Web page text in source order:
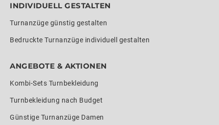
INDIVIDUELL GESTALTEN
Turnanzüge günstig gestalten
Bedruckte Turnanzüge individuell gestalten
ANGEBOTE & AKTIONEN
Kombi-Sets Turnbekleidung
Turnbekleidung nach Budget
Günstige Turnanzüge Damen